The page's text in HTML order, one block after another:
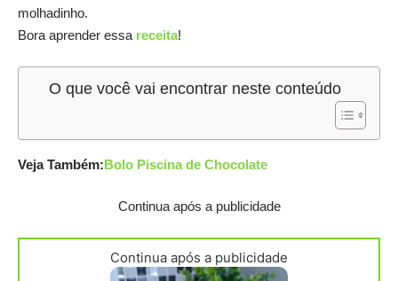
molhadinho.
Bora aprender essa receita!
O que você vai encontrar neste conteúdo
Veja Também:Bolo Piscina de Chocolate
Continua após a publicidade
Continua após a publicidade